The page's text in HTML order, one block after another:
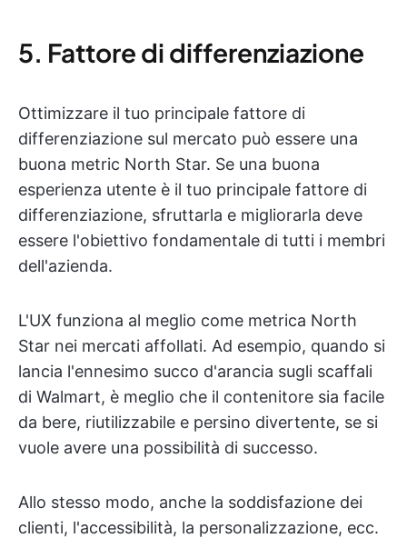
5. Fattore di differenziazione
Ottimizzare il tuo principale fattore di
differenziazione sul mercato può essere una
buona metric North Star. Se una buona
esperienza utente è il tuo principale fattore di
differenziazione, sfruttarla e migliorarla deve
essere l'obiettivo fondamentale di tutti i membri
dell'azienda.
L'UX funziona al meglio come metrica North
Star nei mercati affollati. Ad esempio, quando si
lancia l'ennesimo succo d'arancia sugli scaffali
di Walmart, è meglio che il contenitore sia facile
da bere, riutilizzabile e persino divertente, se si
vuole avere una possibilità di successo.
Allo stesso modo, anche la soddisfazione dei
clienti, l'accessibilità, la personalizzazione, ecc.